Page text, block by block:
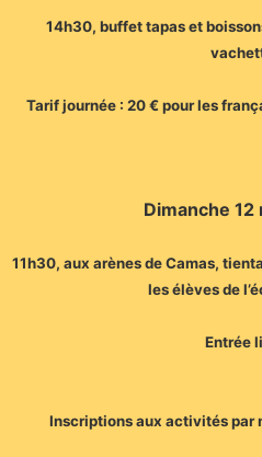
14h30, buffet tapas et
Tarif journée : 20 € pour les
Dimanche
11h30, aux arènes de Camas,
les élèves de
Entrée
Inscriptions aux activités par